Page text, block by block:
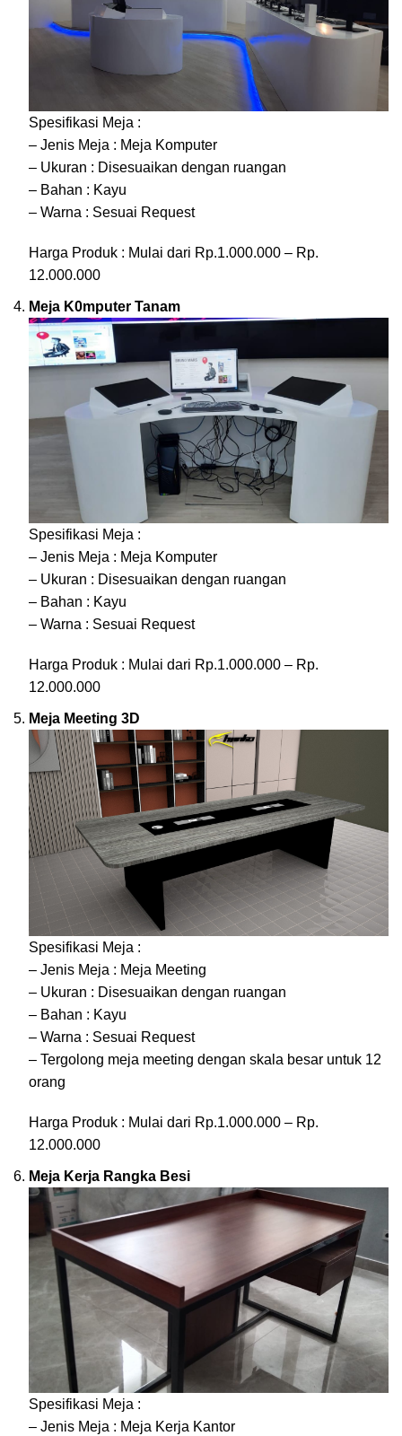
Spesifikasi Meja :
– Jenis Meja : Meja Komputer
– Ukuran : Disesuaikan dengan ruangan
– Bahan : Kayu
– Warna : Sesuai Request
Harga Produk : Mulai dari Rp.1.000.000 – Rp.
12.000.000
Meja K0mputer Tanam
Spesifikasi Meja :
– Jenis Meja : Meja Komputer
– Ukuran : Disesuaikan dengan ruangan
– Bahan : Kayu
– Warna : Sesuai Request
Harga Produk : Mulai dari Rp.1.000.000 – Rp.
12.000.000
Meja Meeting 3D
Spesifikasi Meja :
– Jenis Meja : Meja Meeting
– Ukuran : Disesuaikan dengan ruangan
– Bahan : Kayu
– Warna : Sesuai Request
– Tergolong meja meeting dengan skala besar untuk 12
orang
Harga Produk : Mulai dari Rp.1.000.000 – Rp.
12.000.000
Meja Kerja Rangka Besi
Spesifikasi Meja :
– Jenis Meja : Meja Kerja Kantor